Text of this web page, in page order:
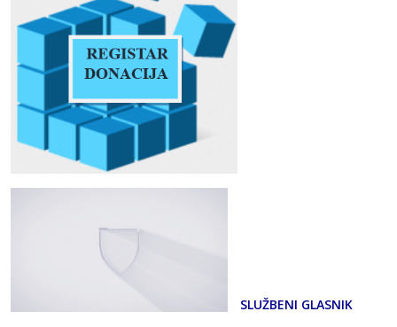
SLUŽBENI GLASNIK